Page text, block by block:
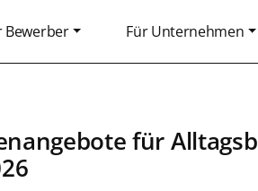
Bewerber Für Unternehmen
für